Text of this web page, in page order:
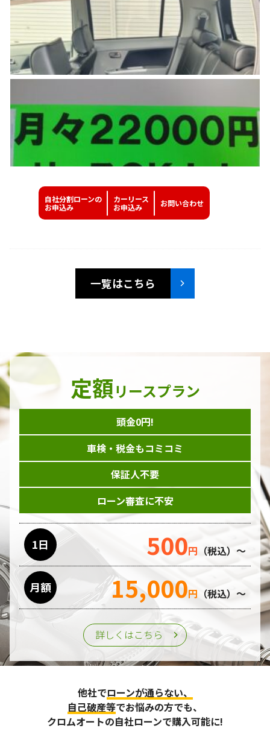
自社分割ローンの
お申込み
カーリース
お申込み
お問い合わせ
一覧はこちら
定額リースプラン
頭金0円!
車検・税金もコミコミ
保証人不要
ローン審査に不安
1日 500円 （税込）～
月額 15,000円 （税込）～
詳しくはこちら
他社でローンが通らない、
自己破産等でお悩みの方でも、
クロムオートの自社ローンで購入可能に!